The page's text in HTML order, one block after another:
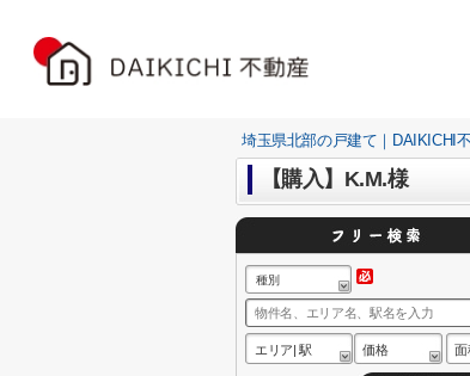
埼玉県北部の戸建て｜DAIKICHI
【購入】K.M.様
種別
エリア| 駅 価格 面